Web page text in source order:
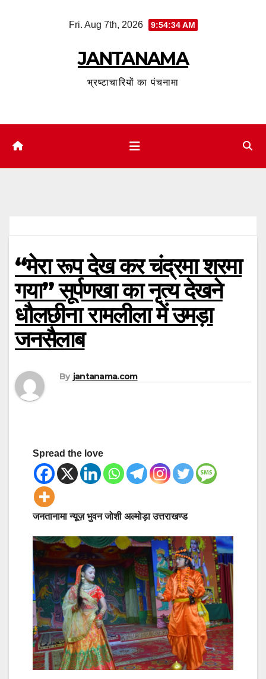
Fri. Aug 7th, 2026 9:54:35 AM
JANTANAMA
भ्रष्टाचारियों का पंचनामा
“मेरा रूप देख कर चंद्रमा शरमा
गया” सूर्पणखा का नृत्य देखने
धौलछीना रामलीला में उमड़ा
जनसैलाब
By jantanama.com
Spread the love
जनतानामा न्यूज़ भुवन जोशी अल्मोड़ा उत्तराखण्ड